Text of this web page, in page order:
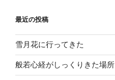
り
最近の投稿
雪月花に行ってきた
般若心経がしっくりきた場所